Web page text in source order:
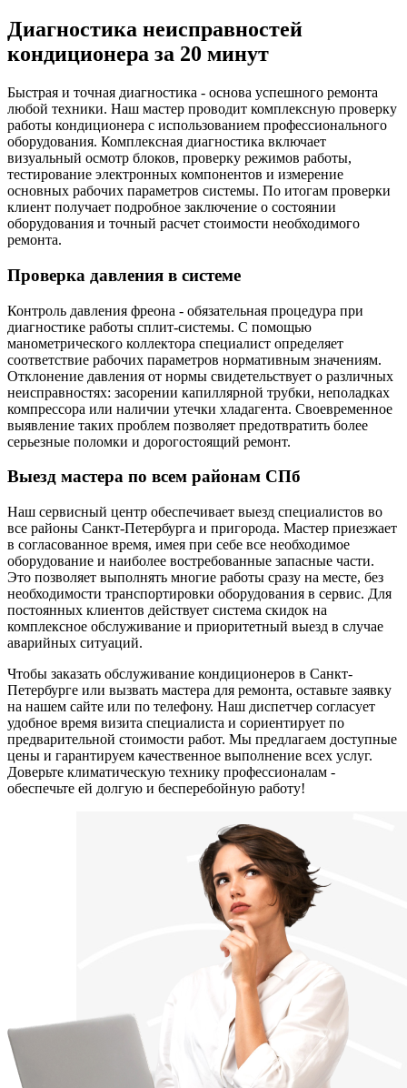
Диагностика неисправностей
кондиционера за 20 минут
Быстрая и точная диагностика - основа успешного ремонта
любой техники. Наш мастер проводит комплексную проверку
работы кондиционера с использованием профессионального
оборудования. Комплексная диагностика включает
визуальный осмотр блоков, проверку режимов работы,
тестирование электронных компонентов и измерение
основных рабочих параметров системы. По итогам проверки
клиент получает подробное заключение о состоянии
оборудования и точный расчет стоимости необходимого
ремонта.
Проверка давления в системе
Контроль давления фреона - обязательная процедура при
диагностике работы сплит-системы. С помощью
манометрического коллектора специалист определяет
соответствие рабочих параметров нормативным значениям.
Отклонение давления от нормы свидетельствует о различных
неисправностях: засорении капиллярной трубки, неполадках
компрессора или наличии утечки хладагента. Своевременное
выявление таких проблем позволяет предотвратить более
серьезные поломки и дорогостоящий ремонт.
Выезд мастера по всем районам СПб
Наш сервисный центр обеспечивает выезд специалистов во
все районы Санкт-Петербурга и пригорода. Мастер приезжает
в согласованное время, имея при себе все необходимое
оборудование и наиболее востребованные запасные части.
Это позволяет выполнять многие работы сразу на месте, без
необходимости транспортировки оборудования в сервис. Для
постоянных клиентов действует система скидок на
комплексное обслуживание и приоритетный выезд в случае
аварийных ситуаций.
Чтобы заказать обслуживание кондиционеров в Санкт-
Петербурге или вызвать мастера для ремонта, оставьте заявку
на нашем сайте или по телефону. Наш диспетчер согласует
удобное время визита специалиста и сориентирует по
предварительной стоимости работ. Мы предлагаем доступные
цены и гарантируем качественное выполнение всех услуг.
Доверьте климатическую технику профессионалам -
обеспечьте ей долгую и бесперебойную работу!